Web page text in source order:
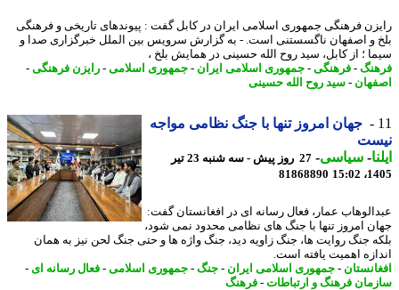
فرهنگی جمهوری اسلامی ایران در کابل گفت : پیوندهای تاریخی و فرهنگی
و اصفهان ناگسستنی است. - به گزارش سرویس بین الملل خبرگزاری صدا و
؛ از کابل، سید روح الله حسینی در همایش بلخ ،
-فرهنگی-جمهوری اسلامی ایران - جمهوری اسلامی-رایزن فرهنگی-
-سید روح الله حسینی
جهان امروز تنها با جنگ نظامی مواجه
-سیاسی-
27 روز پیش - سه شنبه 23 تیر
81868890
عمار، فعال رسانه ای در افغانستان گفت:
امروز تنها با جنگ های نظامی محدود نمی شود،
جنگ روایت ها، جنگ زاویه دید، جنگ واژه ها و حتی جنگ لحن نیز به همان
اهمیت یافته است.
-جمهوری اسلامی ایران - جنگ -جمهوری اسلامی-فعال رسانه ای-
فرهنگ و ارتباطات-فرهنگ